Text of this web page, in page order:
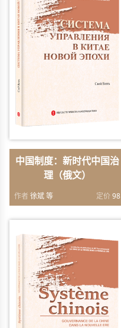
中国制度：新时代中国治
理（俄文）
作者 徐斌 等 定价98